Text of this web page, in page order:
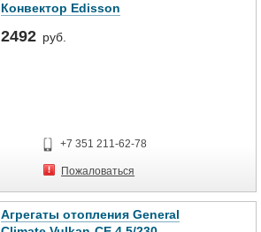
Конвектор Edisson
2492 руб.
+7 351 211-62-78
Пожаловаться
Агрегаты отопления General